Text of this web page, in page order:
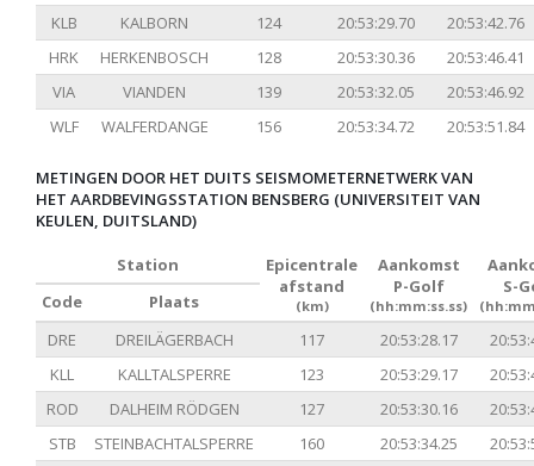
KLB KALBORN 124 20:53:29.70
20:53:42.76
HRK
HERKENBOSCH 128 20:53:30.36
20:53:46.41
VIA
VIANDEN 139 20:53:32.05
20:53:46.92
WLF
WALFERDANGE 156 20:53:34.72 20:53:51.84
METINGEN DOOR HET DUITS SEISMOMETERNETWERK VAN
HET AARDBEVINGSSTATION BENSBERG (UNIVERSITEIT VAN
KEULEN, DUITSLAND)
Station
Epicentrale
afstand
(km)
Aankomst
P-Golf
(hh:mm:ss.ss)
S-
Code
Plaats
DRE
DREILÄGERBACH 117 20:53:28.17
KLL
KALLTALSPERRE 123 20:53:29.17
ROD
DALHEIM RÖDGEN 127 20:53:30.16
STB
STEINBACHTALSPERRE 160 20:53:34.25